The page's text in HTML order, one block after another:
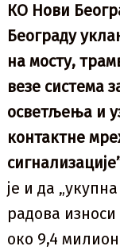
КО Нови
Београду
на мосту,
везе система
осветљења и
контактне
је и да
радова износи
око 9,4